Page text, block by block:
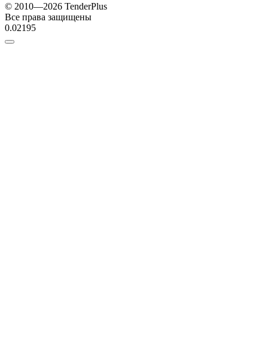
© 2010—2026 TenderPlus
Все права защищены
0.02195